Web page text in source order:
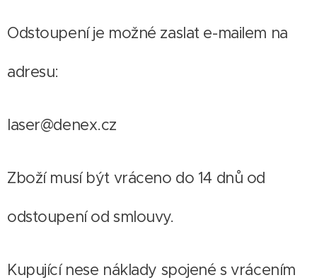
Odstoupení je možné zaslat e-mailem na
adresu:
laser@denex.cz
Zboží musí být vráceno do 14 dnů od
odstoupení od smlouvy.
Kupující nese náklady spojené s vrácením